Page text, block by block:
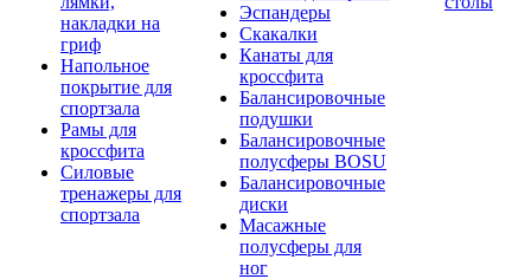
накладки на
гриф
Напольное
покрытие для
спортзала
Рамы для
кроссфита
Силовые
тренажеры для
спортзала
Эспандеры
Скакалки
Канаты для
кроссфита
Балансировочные
подушки
Балансировочные
полусферы BOSU
Балансировочные
диски
Масажные
полусферы для
ног